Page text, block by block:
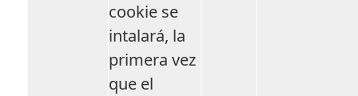
cookie se
intalará, la
primera vez
que el